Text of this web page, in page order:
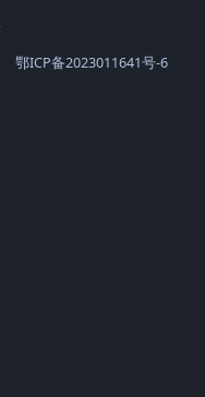
鄂ICP备2023011641号-6